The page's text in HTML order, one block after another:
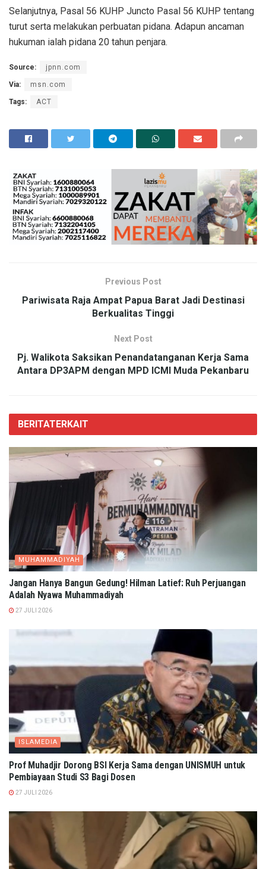
Selanjutnya, Pasal 56 KUHP Juncto Pasal 56 KUHP tentang
turut serta melakukan perbuatan pidana. Adapun ancaman
hukuman ialah pidana 20 tahun penjara.
Source: jpnn.com
Via: msn.com
Tags: ACT
Previous Post
Pariwisata Raja Ampat Papua Barat Jadi Destinasi
Berkualitas Tinggi
Next Post
Pj. Walikota Saksikan Penandatanganan Kerja Sama
Antara DP3APM dengan MPD ICMI Muda Pekanbaru
BERITATERKAIT
MUHAMMADIYAH
Jangan Hanya Bangun Gedung! Hilman Latief: Ruh Perjuangan
Adalah Nyawa Muhammadiyah
27 JULI 2026
ISLAMEDIA
Prof Muhadjir Dorong BSI Kerja Sama dengan UNISMUH untuk
Pembiayaan Studi S3 Bagi Dosen
27 JULI 2026